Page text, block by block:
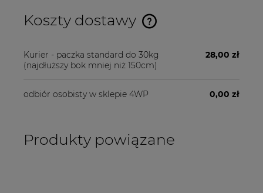
Koszty dostawy
Cena nie zawiera ewentualnych kosztów płatności
Kurier - paczka standard do 30kg
(najdłuższy bok mniej niż 150cm)
28,00 zł
odbiór osobisty w sklepie 4WP 0,00 zł
Produkty powiązane